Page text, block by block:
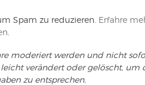
Spam zu reduzieren.
Erfahre
moderiert werden und nicht
verändert oder gelöscht, um
zu entsprechen.